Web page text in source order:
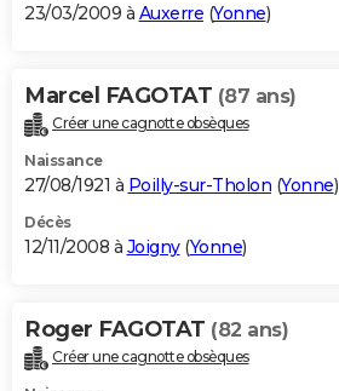
23/03/2009 à Auxerre (Yonne)
Marcel FAGOTAT (87 ans)
Créer une cagnotte obsèques
Naissance
27/08/1921 à Poilly-sur-Tholon (Yonne)
Décès
12/11/2008 à Joigny(Yonne)
Roger FAGOTAT (82 ans)
Créer une cagnotte obsèques